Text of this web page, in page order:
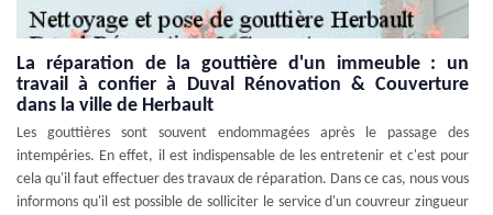
La réparation de la gouttière d'un immeuble : un
travail à confier à Duval Rénovation & Couverture
dans la ville de Herbault
Les gouttières sont souvent endommagées après le passage des
intempéries. En effet, il est indispensable de les entretenir et c'est pour
cela qu'il faut effectuer des travaux de réparation. Dans ce cas, nous vous
informons qu'il est possible de solliciter le service d'un couvreur zingueur